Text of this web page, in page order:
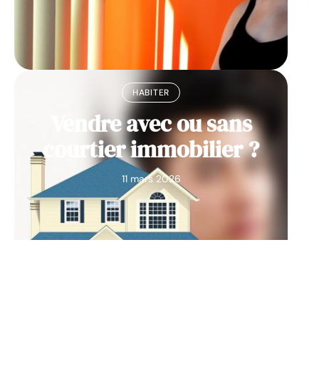
HABITER
Vendre avec ou sans
courtier immobilier ?
11 mars 2026